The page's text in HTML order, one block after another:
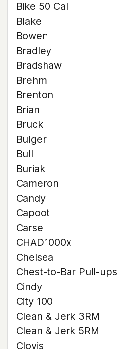
Bike 50 Cal
Blake
Bowen
Bradley
Bradshaw
Brehm
Brenton
Brian
Bruck
Bulger
Bull
Buriak
Cameron
Candy
Capoot
Carse
CHAD1000x
Chelsea
Chest-to-Bar Pull-ups
Cindy
City 100
Clean & Jerk 3RM
Clean & Jerk 5RM
Clovis